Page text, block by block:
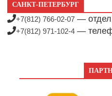
САНКТ-ПЕТЕРБУРГ
+7(812) 766-02-07 — отдел
+7(812) 971-102-4 —